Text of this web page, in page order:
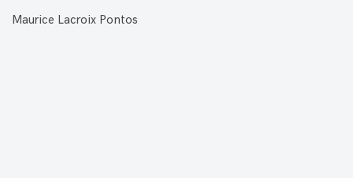
Maurice Lacroix Pontos